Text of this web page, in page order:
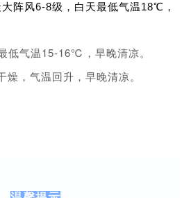
阵风6-8级，白天最低气温18℃，
低气温15-16℃，早晚清凉。
燥，气温回升，早晚清凉。